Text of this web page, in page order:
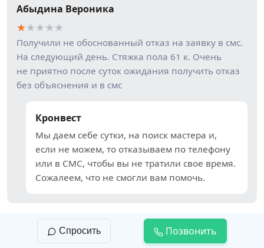
Абыдина Вероника
★★★★★
Получили не обоснованный отказ на заявку в смс.
На следующий день. Стяжка пола 61 к. Очень
не приятно после суток ожидания получить отказ
без объяснения и в смс
Кронвест
Мы даем себе сутки, на поиск мастера и,
если не можем, то отказываем по телефону
или в СМС, чтобы вы не тратили свое время.
Сожалеем, что не смогли вам помочь.
Наталия
Спросить Позвонить